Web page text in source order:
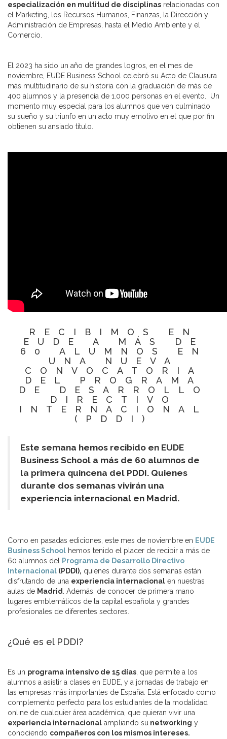
especialización en multitud de disciplinas relacionadas con
el Marketing, los Recursos Humanos, Finanzas, la Dirección y
Administración de Empresas, hasta el Medio Ambiente y el
Comercio.
El 2023 ha sido un año de grandes logros, en el mes de
noviembre, EUDE Business School celebró su Acto de Clausura
más multitudinario de su historia con la graduación de más de
400 alumnos y la presencia de 1.000 personas en el evento. Un
momento muy especial para los alumnos que ven culminado
su sueño y su triunfo en un acto muy emotivo en el que por fin
obtienen su ansiado título.
RECIBIMOS EN
EUDE A MÁS DE
60 ALUMNOS EN
UNA NUEVA
CONVOCATORIA
DEL PROGRAMA
DE DESARROLLO
DIRECTIVO
INTERNACIONAL
(PDDI)
Este semana hemos recibido en EUDE
Business School a más de 60 alumnos de
la primera quincena del PDDI. Quienes
durante dos semanas vivirán una
experiencia internacional en Madrid.
Como en pasadas ediciones, este mes de noviembre en EUDE
Business School hemos tenido el placer de recibir a más de
60 alumnos del
Programa de Desarrollo Directivo
Internacional (PDDI), quienes durante dos semanas están
disfrutando de una experiencia internacional en nuestras
aulas de Madrid
. Además, de conocer de primera mano
lugares emblemáticos de la capital española y grandes
profesionales de diferentes sectores.
¿Qué es el PDDI?
Es un programa intensivo de 15 días , que permite a los
alumnos a asistir a clases en EUDE, y a jornadas de trabajo en
las empresas más importantes de España. Está enfocado como
complemento perfecto para los estudiantes de la modalidad
online de cualquier área académica, que quieran vivir una
experiencia internacional ampliando su networking y
conociendo compañeros con los mismos intereses.